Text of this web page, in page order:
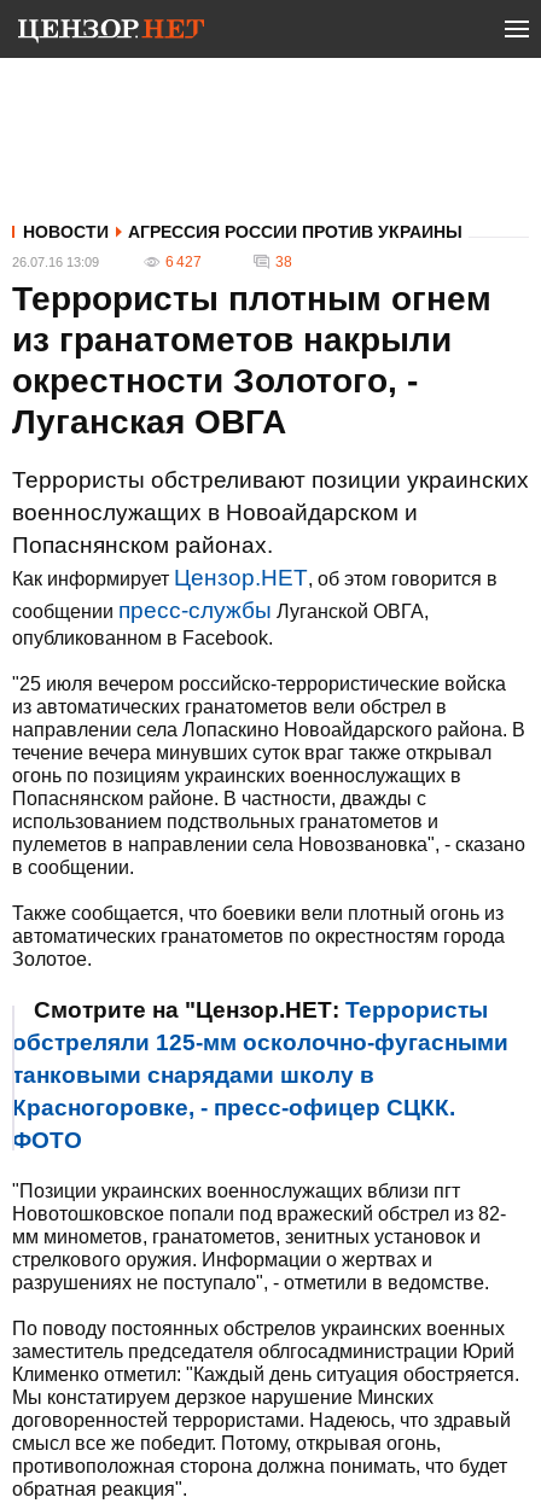
НОВОСТИ АГРЕССИЯ РОССИИ ПРОТИВ УКРАИНЫ
26.07.16 13:09 6 427 38
Террористы плотным огнем
из гранатометов накрыли
окрестности Золотого, -
Луганская ОВГА
Террористы обстреливают позиции украинских
военнослужащих в Новоайдарском и
Попаснянском районах.
Как информирует Цензор.НЕТ, об этом говорится в
сообщении пресс-службы Луганской ОВГА,
опубликованном в Facebook.
"25 июля вечером российско-террористические войска
из автоматических гранатометов вели обстрел в
направлении села Лопаскино Новоайдарского района. В
течение вечера минувших суток враг также открывал
огонь по позициям украинских военнослужащих в
Попаснянском районе. В частности, дважды с
использованием подствольных гранатометов и
пулеметов в направлении села Новозвановка", - сказано
в сообщении.
Также сообщается, что боевики вели плотный огонь из
автоматических гранатометов по окрестностям города
Золотое.
Смотрите на "Цензор.НЕТ: Террористы
обстреляли 125-мм осколочно-фугасными
танковыми снарядами школу в
Красногоровке, - пресс-офицер СЦКК.
ФОТО
"Позиции украинских военнослужащих вблизи пгт
Новотошковское попали под вражеский обстрел из 82-
мм минометов, гранатометов, зенитных установок и
стрелкового оружия. Информации о жертвах и
разрушениях не поступало", - отметили в ведомстве.
По поводу постоянных обстрелов украинских военных
заместитель председателя облгосадминистрации Юрий
Клименко отметил: "Каждый день ситуация обостряется.
Мы констатируем дерзкое нарушение Минских
договоренностей террористами. Надеюсь, что здравый
смысл все же победит. Потому, открывая огонь,
противоположная сторона должна понимать, что будет
обратная реакция".